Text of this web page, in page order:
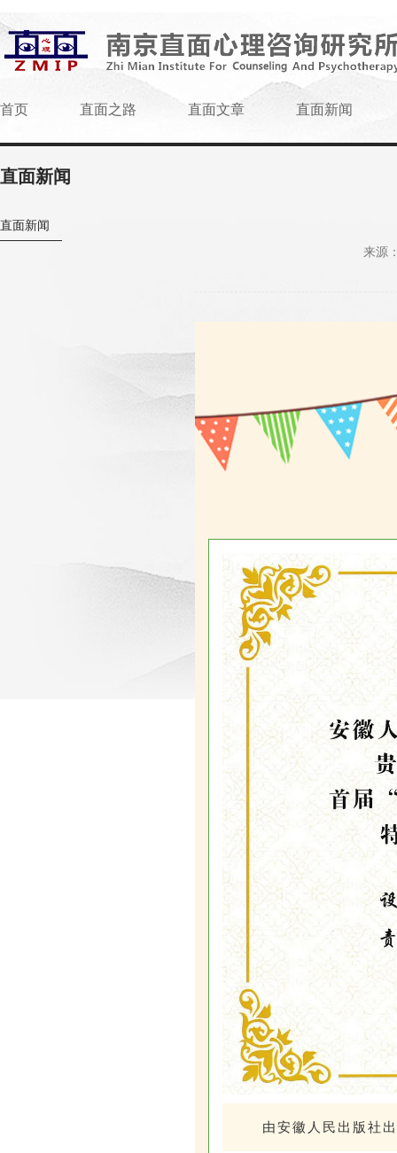
首页 直面之路 直面文章 直面新闻
直面新闻
直面新闻
来源
由安徽人民出版社出